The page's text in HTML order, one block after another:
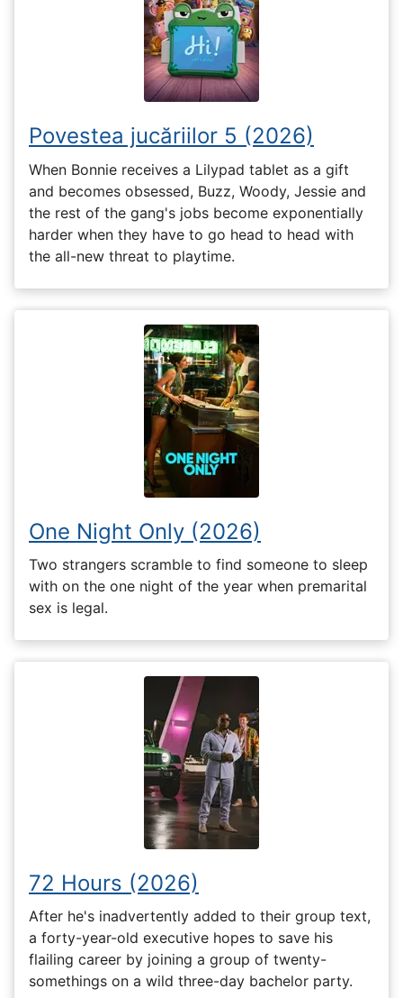
Povestea jucăriilor 5 (2026)
When Bonnie receives a Lilypad tablet as a gift
and becomes obsessed, Buzz, Woody, Jessie and
the rest of the gang's jobs become exponentially
harder when they have to go head to head with
the all-new threat to playtime.
One Night Only (2026)
Two strangers scramble to find someone to sleep
with on the one night of the year when premarital
sex is legal.
72 Hours (2026)
After he's inadvertently added to their group text,
a forty-year-old executive hopes to save his
flailing career by joining a group of twenty-
somethings on a wild three-day bachelor party.